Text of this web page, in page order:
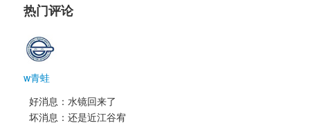
热门评论
w青蛙
好消息：水镜回来了
坏消息：还是近江谷宥